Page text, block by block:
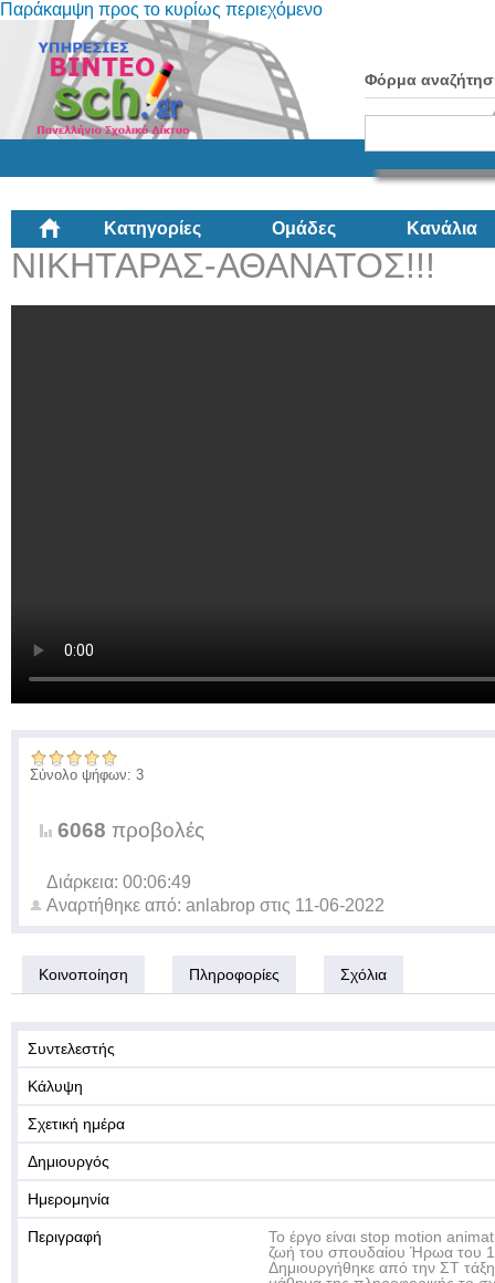
Παράκαμψη προς το κυρίως περιεχόμενο
Φόρμα
Κατηγορίες Ομάδες Κανάλια
ΝΙΚΗΤΑΡΑΣ-ΑΘΑΝΑΤΟΣ!!!
Σύνολο ψήφων: 3
6068 προβολές
Διάρκεια: 00:06:49
Αναρτήθηκε από: anlabrop στις 11-06-2022
Κοινοποίηση Πληροφορίες Σχόλια
Συντελεστής
Κάλυψη
Σχετική ημέρα
Δημιουργός
Ημερομηνία
Περιγραφή
Το έργο είναι stop motion
ζωή του σπουδαίου Ήρωα του
Δημιουργήθηκε από την ΣΤ